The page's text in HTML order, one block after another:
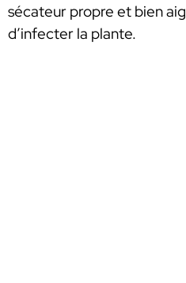
sécateur propre et bien
d’infecter la plante.